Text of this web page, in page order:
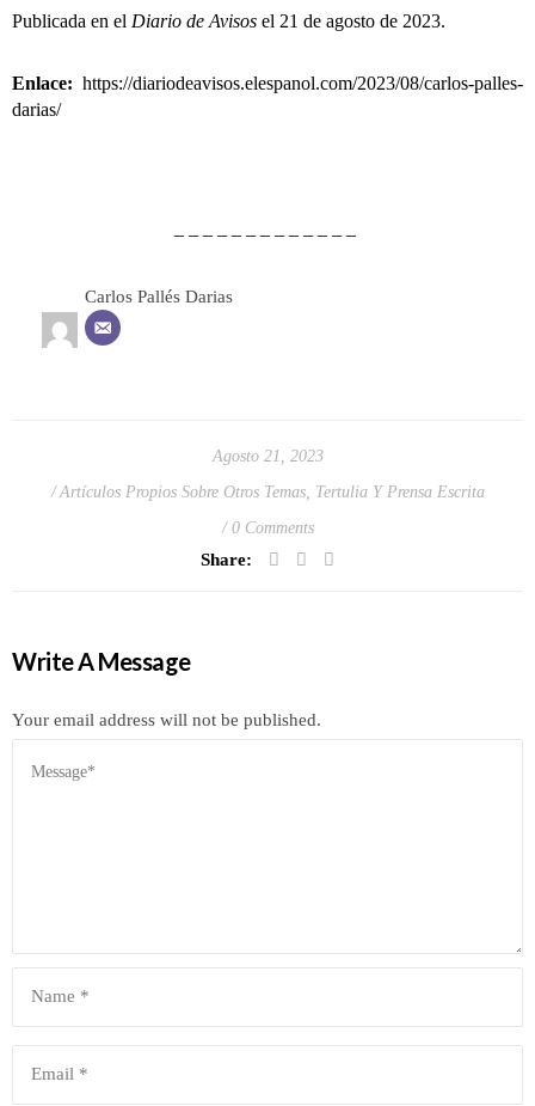
Publicada en el Diario de Avisos el 21 de agosto de 2023.
Enlace: https://diariodeavisos.elespanol.com/2023/08/carlos-palles-
darias/
– – – – – – – – – – – – –
Carlos Pallés Darias
Agosto 21, 2023
Artículos Propios Sobre Otros Temas, Tertulia Y Prensa Escrita
0 Comments
Share:
Write A Message
Your email address will not be published.